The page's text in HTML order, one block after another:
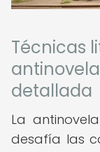
Técnicas
detallada
La
desafía las